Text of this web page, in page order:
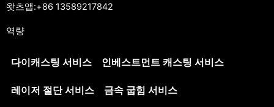
왓츠앱:+86 13589217842
역량
다이캐스팅 서비스 인베스트먼트 캐스팅 서비스
레이저 절단 서비스 금속 굽힘 서비스